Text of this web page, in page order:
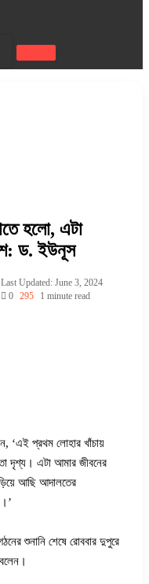
Search
হলো, এটা
ড. ইউনূস
Last Updated: June 3, 2024
0 295 1 minute read
‘এই প্রথম লোহার খাঁচায়
দৃশ্য। এটা আমার জীবনের
আছি আদালতের
শুনানি শেষে রোববার দুপুরে